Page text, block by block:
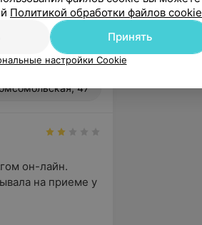
47
он-лайн.
на приеме у
Политикой обработки файлов cookie
Принять
настройки Cookie